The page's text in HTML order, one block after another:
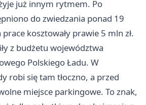
już innym rytmem. Po
do zwiedzania ponad 19
kosztowały prawie 5 mln zł.
z budżetu województwa
Polskiego Ładu. W
robi się tam tłoczno, a przed
miejsce parkingowe. To znak,